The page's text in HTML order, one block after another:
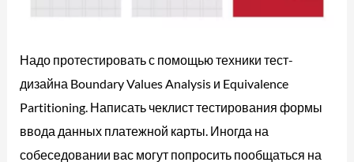
Надо протестировать с помощью техники тест-
дизайна Boundary Values ​​Analysis и Equivalence
Partitioning. Написать чеклист тестирования формы
ввода данных платежной карты. Иногда на
собеседовании вас могут попросить пообщаться на